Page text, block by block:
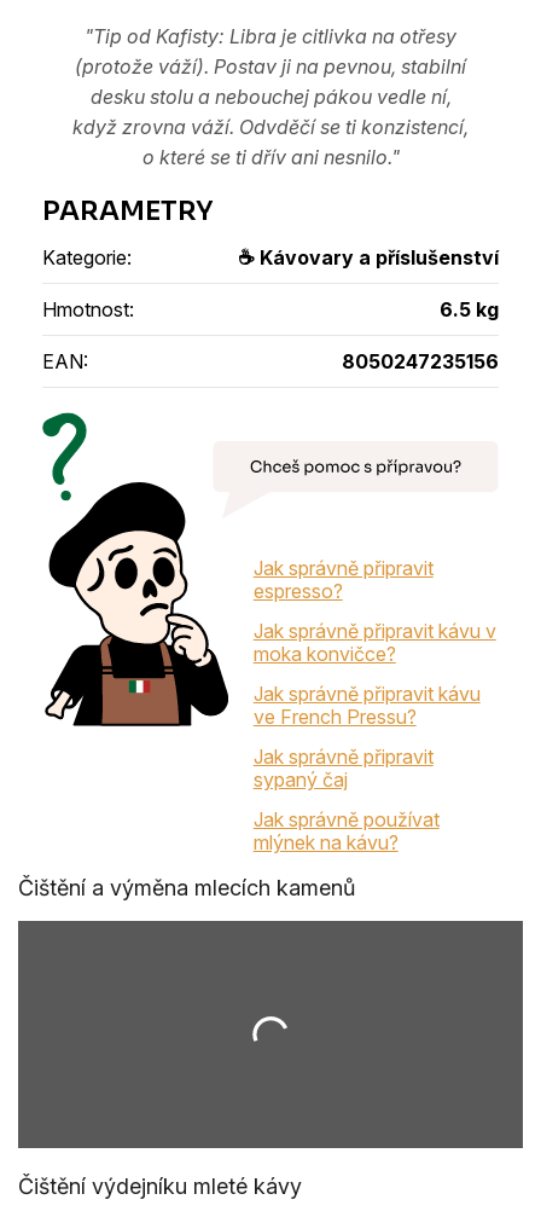
"Tip od Kafisty: Libra je citlivka na otřesy
(protože váží). Postav ji na pevnou, stabilní
desku stolu a nebouchej pákou vedle ní,
když zrovna váží. Odvděčí se ti konzistencí,
o které se ti dřív ani nesnilo."
Kategorie: ☕ Kávovary a příslušenství
Hmotnost: 6.5 kg
EAN: 8050247235156
Jak správně připravit
espresso?
Jak správně připravit kávu v
moka konvičce?
Jak správně připravit kávu
ve French Pressu?
Jak správně připravit
sypaný čaj
Jak správně používat
mlýnek na kávu?
Čištění a výměna mlecích kamenů
Čištění výdejníku mleté kávy